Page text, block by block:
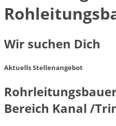
Wir suchen Dich
Aktuells Stellenangebot
Bereich Kanal /